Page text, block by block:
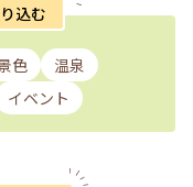
込む
色
温泉
イベント